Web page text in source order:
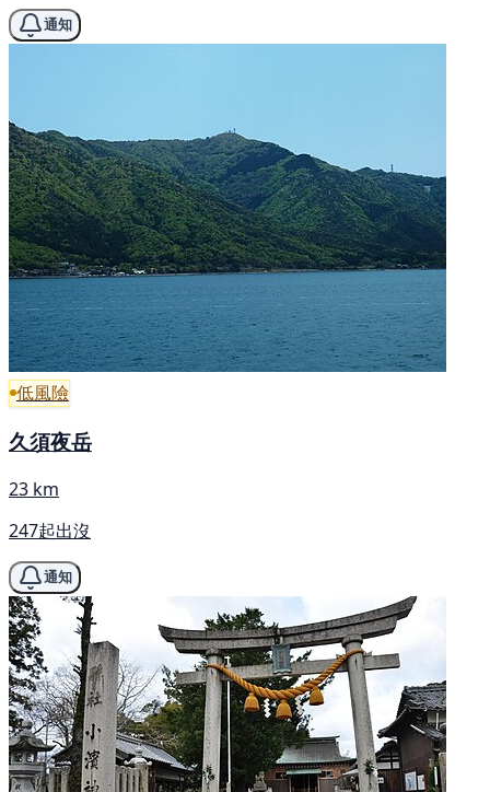
通知
低風險
久須夜岳
23 km
247起出沒
通知